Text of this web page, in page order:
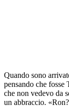
Quando sono
pensando che fosse
che non vedevo da
un abbraccio.